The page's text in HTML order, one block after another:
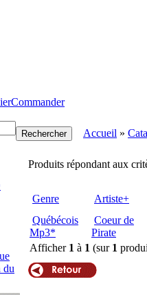
Commander
Accueil »
du
Produits répondant aux
Genre
Artiste+
Québécois
Mp3*
Coeur de
Pirate
Afficher 1 à 1 (sur 1